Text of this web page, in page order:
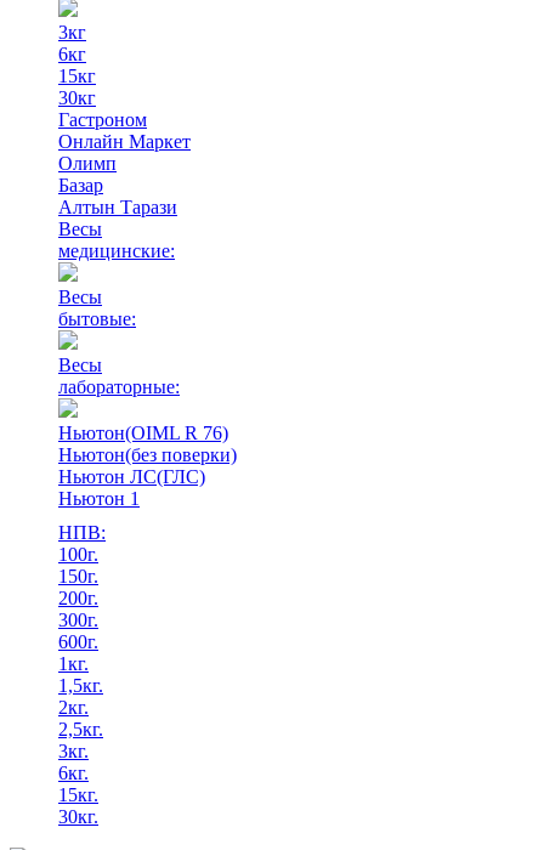
3кг
6кг
15кг
30кг
Гастроном
Онлайн Маркет
Олимп
Базар
Алтын Тарази
Весы
медицинские:
Весы
бытовые:
Весы
лабораторные:
Ньютон(OIML R 76)
Ньютон(без поверки)
Ньютон ЛС(ГЛС)
Ньютон 1
НПВ:
100г.
150г.
200г.
300г.
600г.
1кг.
1,5кг.
2кг.
2,5кг.
3кг.
6кг.
15кг.
30кг.